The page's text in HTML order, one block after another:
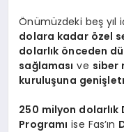
Önümüzdeki beş yıl
dolara kadar özel
dolarlık önceden
sağlaması ve siber
kuruluşuna
250 milyon dolarlık
Programı ise Fas’ın